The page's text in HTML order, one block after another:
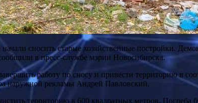
сносить старые хозяйственные постройки.
в пресс-службе мэрии Новосибирска.
работу по сносу и привести территорию в
наружной рекламы Андрей Павловский.
территорию в 600 квадратных метров. Погреба